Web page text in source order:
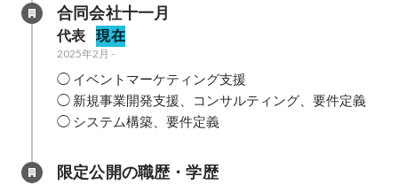
合同会社十一月
代表 現在
2025年2月 -
◯ イベントマーケティング支援
◯ 新規事業開発支援、コンサルティング、要件定義
◯ システム構築、要件定義
限定公開の職歴・学歴